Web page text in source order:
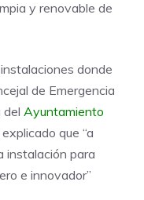
y renovable de
donde
de Emergencia
del Ayuntamiento
que “a
instalación para
e innovador”